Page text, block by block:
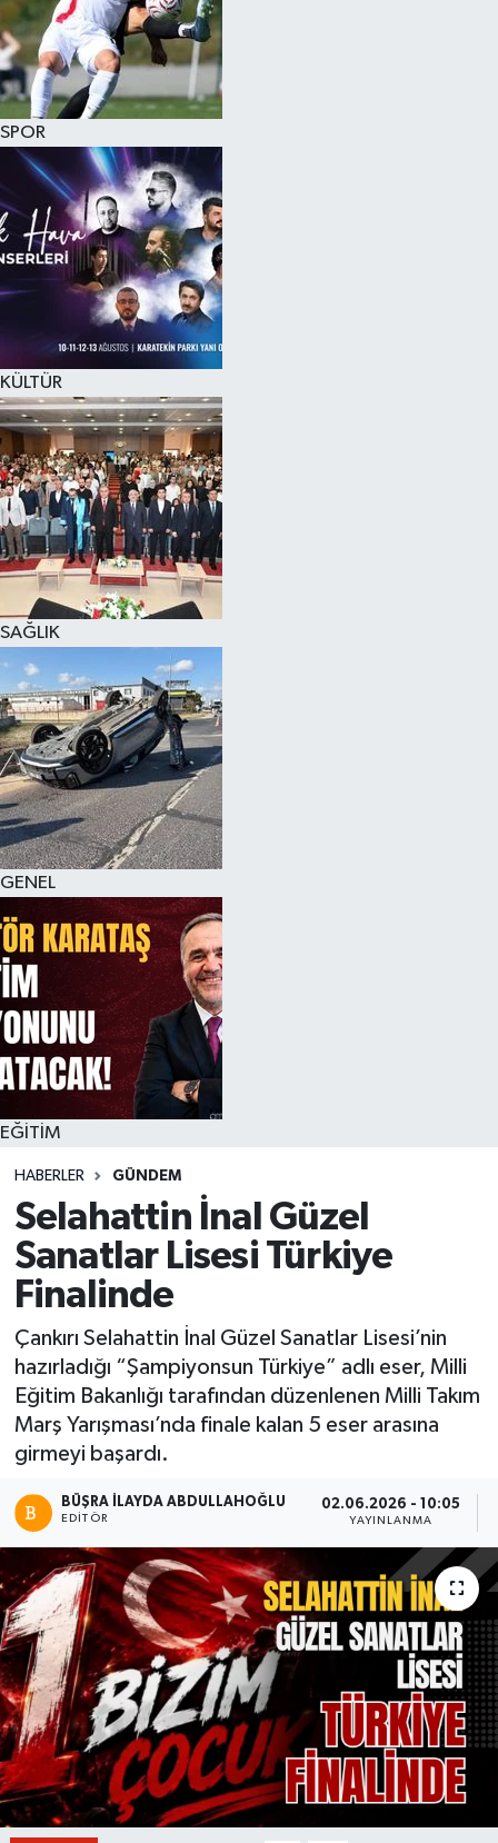
SPOR
KÜLTÜR
SAĞLIK
GENEL
EĞİTİM
HABERLER GÜNDEM
Selahattin İnal Güzel
Sanatlar Lisesi Türkiye
Finalinde
Çankırı Selahattin İnal Güzel Sanatlar Lisesi’nin
hazırladığı “Şampiyonsun Türkiye” adlı eser, Milli
Eğitim Bakanlığı tarafından düzenlenen Milli Takım
Marş Yarışması’nda finale kalan 5 eser arasına
girmeyi başardı.
BÜŞRA İLAYDA ABDULLAHOĞLU
EDITÖR
02.06.2026 - 10:05
YAYINLANMA
KÜLTÜR SANAT
MAGAZİN
SAĞLIK
SİYASET
SPOR
TEKNOLOJİ
VİZYONDAKİLER
YAŞAM